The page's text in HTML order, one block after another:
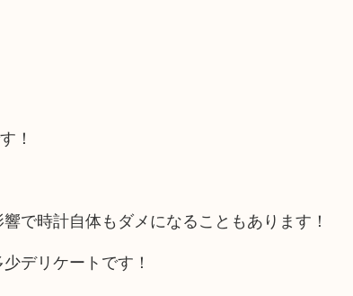
！
で時計自体もダメになることもあります！
デリケートです！